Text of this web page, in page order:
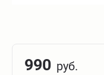
990 руб.